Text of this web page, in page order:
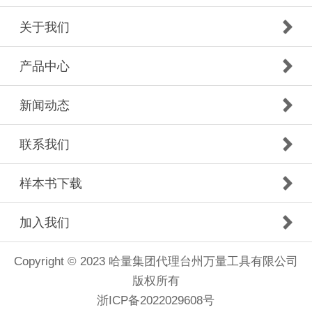
关于我们
产品中心
新闻动态
联系我们
样本书下载
加入我们
Copyright © 2023 哈量集团代理台州万量工具有限公司
版权所有
浙ICP备2022029608号